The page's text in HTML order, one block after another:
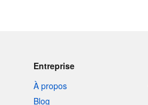
Entreprise
À propos
Blog